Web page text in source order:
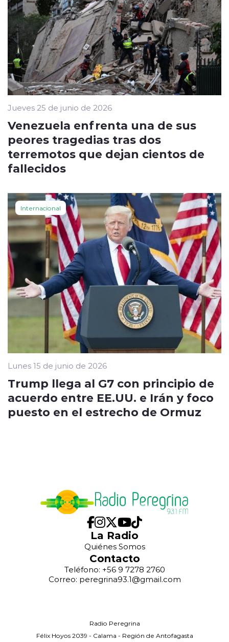
Jueves 25 de junio de 2026
Venezuela enfrenta una de sus
peores tragedias tras dos
terremotos que dejan cientos de
fallecidos
Internacional
Lunes 15 de junio de 2026
Trump llega al G7 con principio de
acuerdo entre EE.UU. e Irán y foco
puesto en el estrecho de Ormuz
La Radio
Quiénes Somos
Contacto
Teléfono: +56 9 7278 2760
Correo: peregrina93.1@gmail.com
Radio Peregrina
Félix Hoyos 2039 - Calama - Región de Antofagasta